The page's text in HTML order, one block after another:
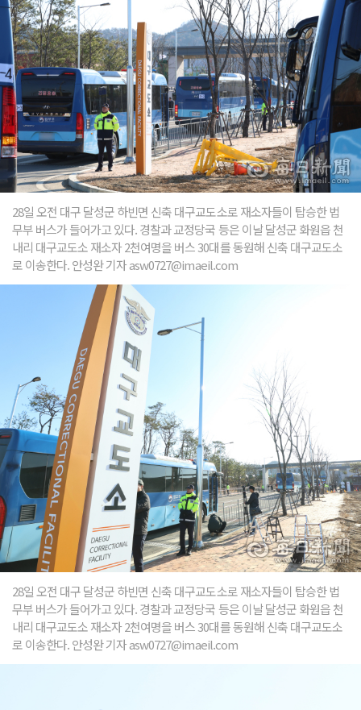
28일 오전 대구 달성군 하빈면 신축 대구교도소로 재소자들이 탑승한 법
무부 버스가 들어가고 있다. 경찰과 교정당국 등은 이날 달성군 화원읍 천
내리 대구교도소 재소자 2천여명을 버스 30대를 동원해 신축 대구교도소
로 이송한다. 안성완 기자 asw0727@imaeil.com
28일 오전 대구 달성군 하빈면 신축 대구교도소로 재소자들이 탑승한 법
무부 버스가 들어가고 있다. 경찰과 교정당국 등은 이날 달성군 화원읍 천
내리 대구교도소 재소자 2천여명을 버스 30대를 동원해 신축 대구교도소
로 이송한다. 안성완 기자 asw0727@imaeil.com